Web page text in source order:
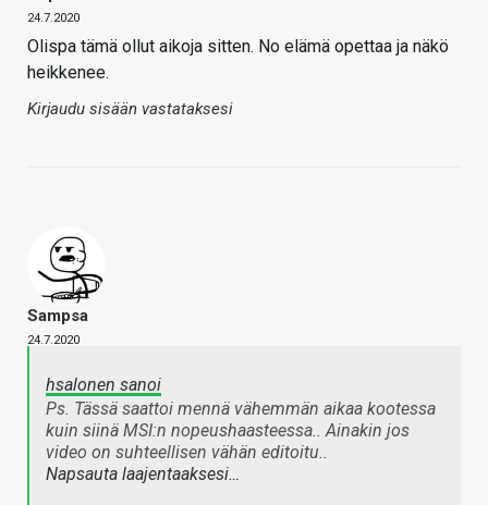
24.7.2020
Olispa tämä ollut aikoja sitten. No elämä opettaa ja näkö
heikkenee.
Kirjaudu sisään vastataksesi
Sampsa
24.7.2020
hsalonen sanoi
Ps. Tässä saattoi mennä vähemmän aikaa kootessa
kuin siinä MSI:n nopeushaasteessa.. Ainakin jos
video on suhteellisen vähän editoitu..
Napsauta laajentaaksesi…